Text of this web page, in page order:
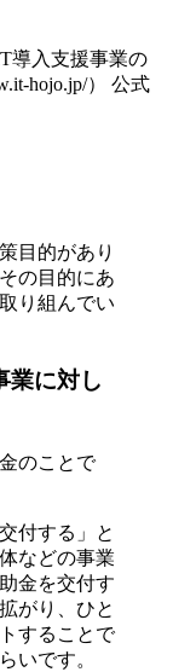
導入支援事業の
hojo.jp/） 公式
目的があり
の目的にあ
り組んでい
業に対し
のことで
付する」と
などの事業
金を交付す
がり、ひと
することで
いです。